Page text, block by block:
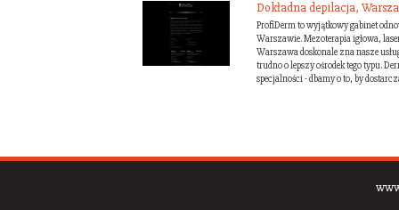
Dokładna depilacja,
ProfiDerm to wyjątkowy gabinet
Warszawie. Mezoterapia igłowa,
Warszawa doskonale zna nasze
trudno o lepszy ośrodek tego typu.
specjalności - dbamy o to, by